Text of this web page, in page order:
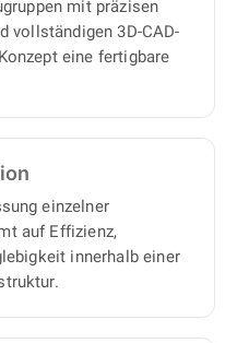
denn wir arbeiten
und liefern
Satz an
mit minimalem
auf Ihrer
mit präzisen
vollständigen 3D-CAD-
eine fertigbare
einzelner
auf Effizienz,
innerhalb einer